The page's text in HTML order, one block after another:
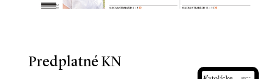
Predplatné KN